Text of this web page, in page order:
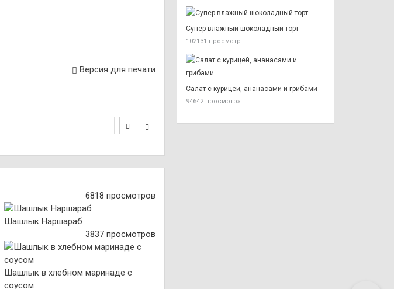
Версия для печати
6818 просмотров
Шашлык Наршараб
3837 просмотров
Шашлык в хлебном маринаде с
соусом
Супер-влажный шоколадный торт
102131 просмотр
Салат с курицей, ананасами и грибами
94642 просмотра